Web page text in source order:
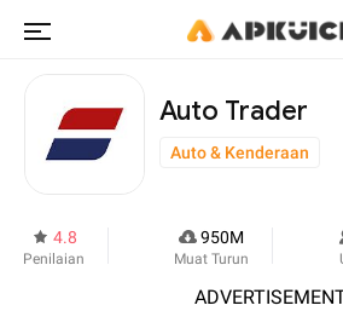
Auto Trader
Auto & Kenderaan
4.8
Penilaian
950M
Muat Turun